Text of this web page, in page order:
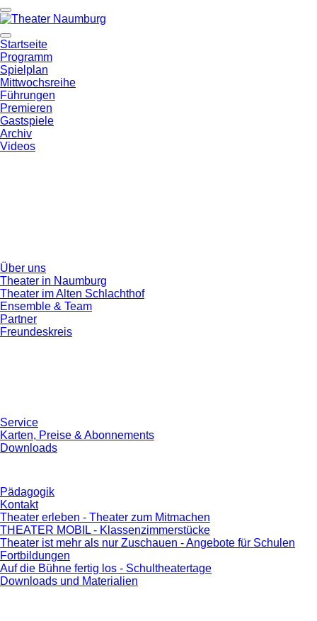
Startseite
Programm
Spielplan
Mittwochsreihe
Führungen
Premieren
Gastspiele
Archiv
Videos
Über uns
Theater in Naumburg
Theater im Alten Schlachthof
Ensemble & Team
Partner
Freundeskreis
Service
Karten, Preise & Abonnements
Downloads
Pädagogik
Kontakt
Theater erleben - Theater zum Mitmachen
THEATER MOBIL - Klassenzimmerstücke
Theater ist mehr als nur Zuschauen - Angebote für Schulen
Fortbildungen
Auf die Bühne fertig los - Schultheatertage
Downloads und Materialien